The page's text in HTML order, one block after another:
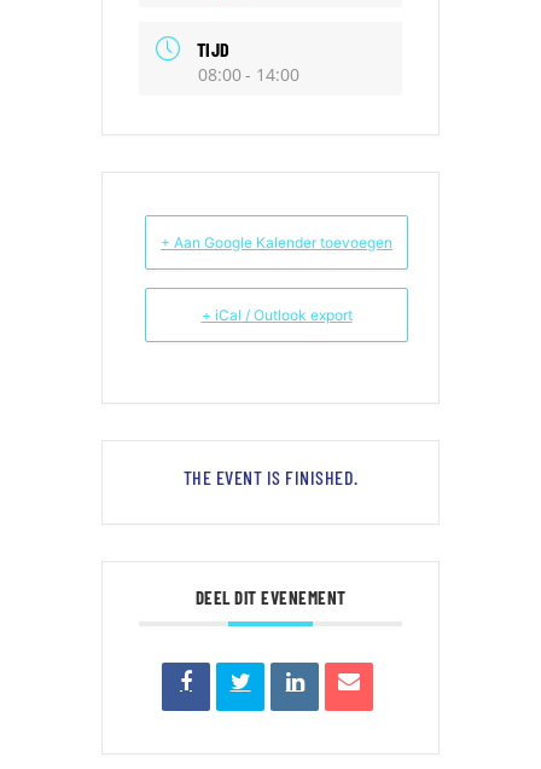
TIJD
08:00 - 14:00
+ Aan Google Kalender toevoegen
+ iCal / Outlook export
THE EVENT IS FINISHED.
DEEL DIT EVENEMENT